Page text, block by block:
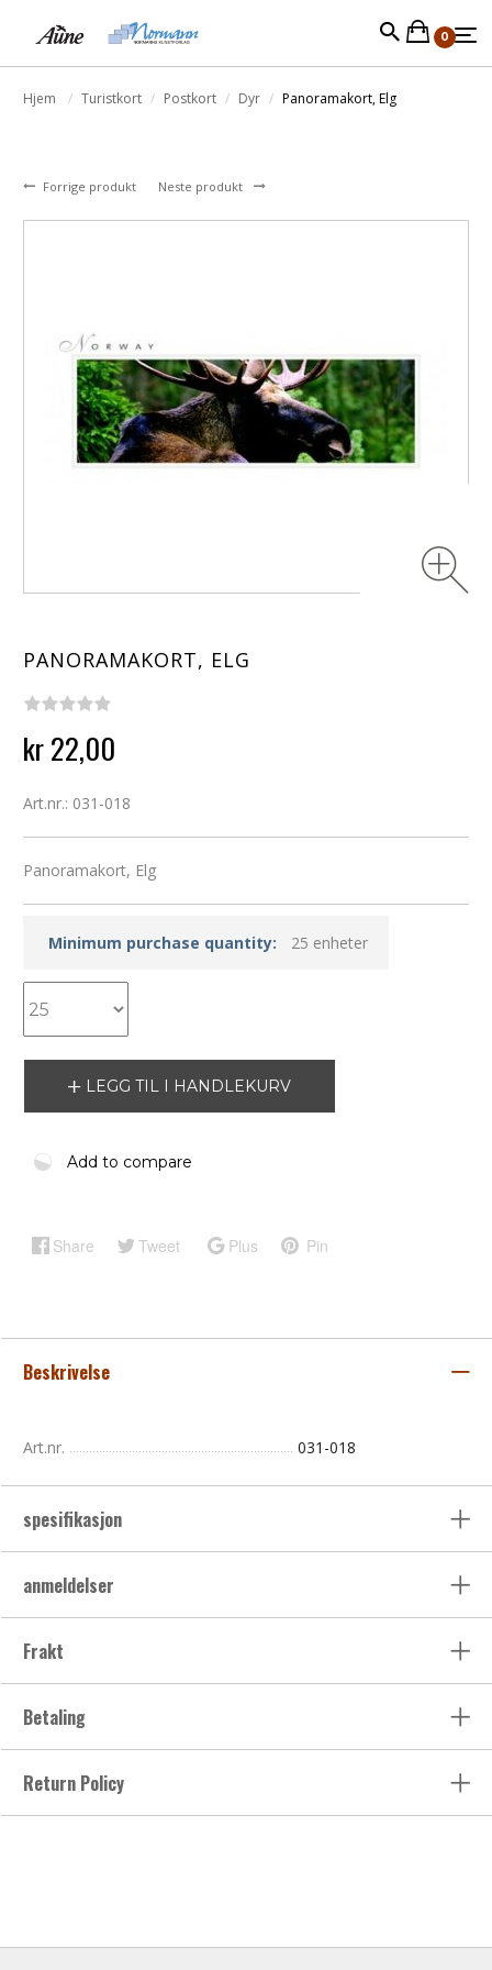
0
Hjem Turistkort Postkort Dyr Panoramakort, Elg
Forrige produkt Neste produkt
PANORAMAKORT, ELG
kr 22,00
Art.nr.: 031-018
Panoramakort, Elg
Minimum purchase quantity: 25 enheter
LEGG TIL I HANDLEKURV
Add to compare
Share Tweet Plus Pin
Beskrivelse
Art.nr. 031-018
spesifikasjon
anmeldelser
Frakt
Betaling
Return Policy